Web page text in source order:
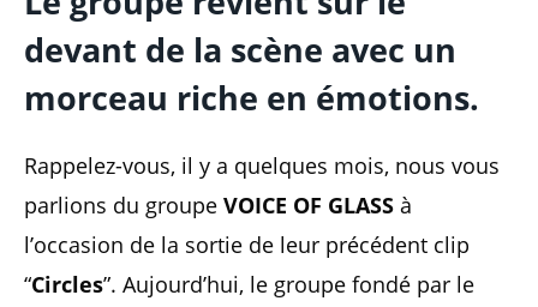
devant de la scène avec un
morceau riche en émotions.
Rappelez-vous, il y a quelques mois, nous vous
parlions du groupe VOICE OF GLASS à
l’occasion de la sortie de leur précédent clip
“Circles”. Aujourd’hui, le groupe fondé par le